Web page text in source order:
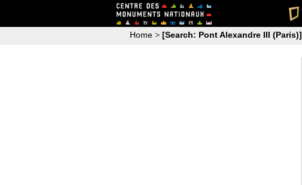
Home > [Search: Pont Alexandre III (Paris)]